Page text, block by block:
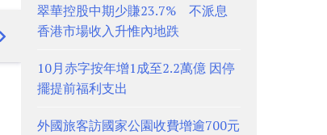
翠華控股中期少賺23.7% 不派息
香港市場收入升惟內地跌
10月赤字按年增1成至2.2萬億 因停
擺提前福利支出
外國旅客訪國家公園收費增逾700元